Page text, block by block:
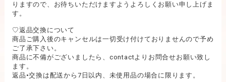
りますので、お待ちいただけますようよろしくお願い申し上げま
す。
♡返品交換について
商品ご購入後のキャンセルは一切受け付けておりませんので予め
ご了承下さい。
商品に不備がございましたら、contactよりお問合せお願い致し
ます。
返品•交換は配送から7日以内、未使用品の場合に限ります。